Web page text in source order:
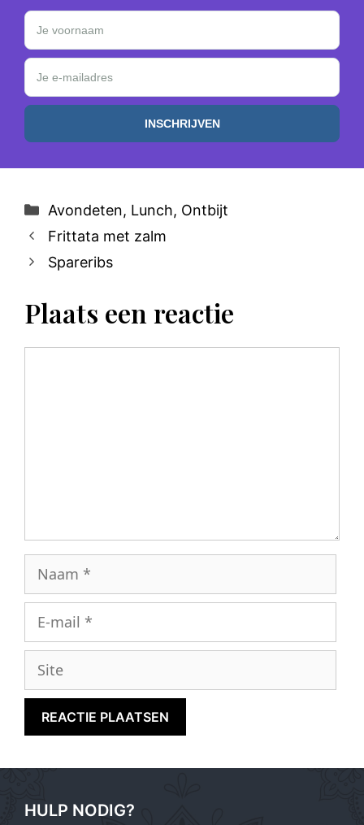
Schrijf je in en ontvang een GRATIS Keto
Je voornaam
Je e-mailadres
Categorieën
Avondeten, Lunch, Ontbijt
Frittata met zalm
Spareribs
Plaats een reactie
Naam
E-
Site
HULP NODIG?